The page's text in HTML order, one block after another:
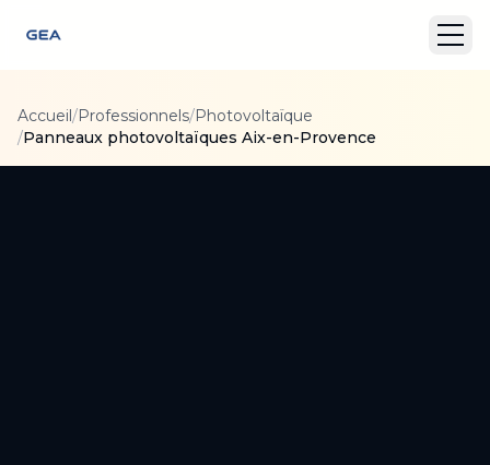
Accueil/Professionnels/Photovoltaïque
/Panneaux photovoltaïques Aix-en-Provence